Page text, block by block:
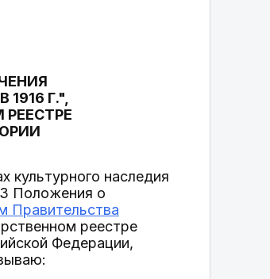
Г.",
культурного наследия
Положения о
Правительства
реестре
Федерации,